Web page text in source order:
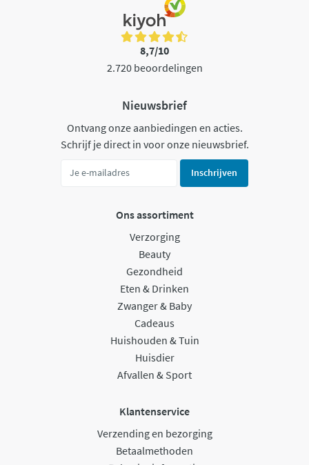
8,7/10
2.720 beoordelingen
Nieuwsbrief
Ontvang onze aanbiedingen en acties.
Schrijf je direct in voor onze nieuwsbrief.
Inschrijven
Ons assortiment
Verzorging
Beauty
Gezondheid
Eten & Drinken
Zwanger & Baby
Cadeaus
Huishouden & Tuin
Huisdier
Afvallen & Sport
Klantenservice
Verzending en bezorging
Betaalmethoden